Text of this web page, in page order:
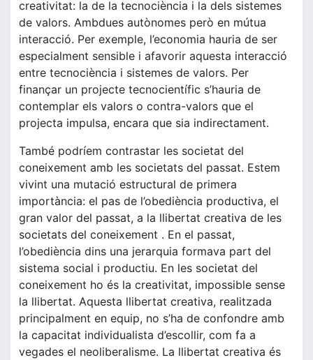
creativitat: la de la tecnociència i la dels sistemes
de valors. Ambdues autònomes però en mútua
interacció. Per exemple, l’economia hauria de ser
especialment sensible i afavorir aquesta interacció
entre tecnociència i sistemes de valors. Per
finançar un projecte tecnocientífic s’hauria de
contemplar els valors o contra-valors que el
projecta impulsa, encara que sia indirectament.
També podríem contrastar les societat del
coneixement amb les societats del passat. Estem
vivint una mutació estructural de primera
importància: el pas de l’obediència productiva, el
gran valor del passat, a la llibertat creativa de les
societats del coneixement . En el passat,
l’obediència dins una jerarquia formava part del
sistema social i productiu. En les societat del
coneixement ho és la creativitat, impossible sense
la llibertat. Aquesta llibertat creativa, realitzada
principalment en equip, no s’ha de confondre amb
la capacitat individualista d’escollir, com fa a
vegades el neoliberalisme. La llibertat creativa és